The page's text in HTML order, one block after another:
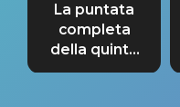
La puntata
completa
della quinta
tappa